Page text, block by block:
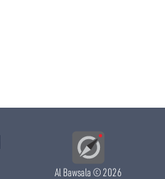
Al Bawsala© 2026